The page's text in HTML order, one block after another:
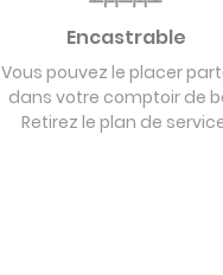
Encastrable
Vous pouvez le placer
dans votre comptoir de
Retirez le plan de